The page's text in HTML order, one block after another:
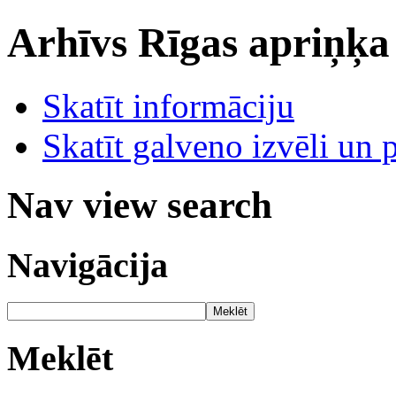
Arhīvs Rīgas
Skatīt informāciju
Skatīt galveno izvēli un
Nav view search
Navigācija
Meklēt
Meklēt